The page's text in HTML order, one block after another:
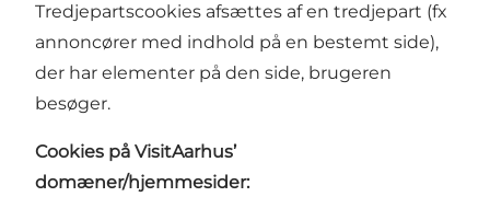
Tredjepartscookies afsættes af en tredjepart (fx
annoncører med indhold på en bestemt side),
der har elementer på den side, brugeren
besøger.
Cookies på VisitAarhus’
domæner/hjemmesider: